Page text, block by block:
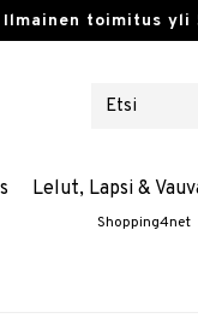
Ilmainen toimitus yli
Lelut, Lapsi &
Shopping4net